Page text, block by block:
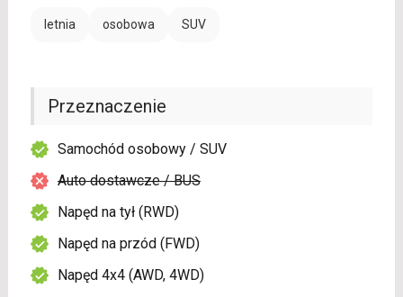
letnia osobowa SUV
Przeznaczenie
Samochód osobowy / SUV
Auto dostawcze / BUS
Napęd na tył (RWD)
Napęd na przód (FWD)
Napęd 4x4 (AWD, 4WD)